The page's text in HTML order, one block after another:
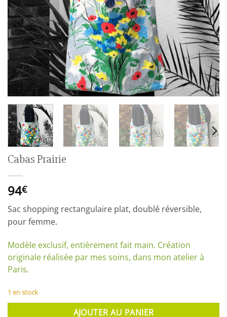
Cabas Prairie
94€
Sac shopping rectangulaire plat, doublé réversible,
pour femme.
Modèle exclusif, entièrement fait main. Création
originale réalisée par mes soins, dans mon atelier à
Paris.
1 en stock
AJOUTER AU PANIER